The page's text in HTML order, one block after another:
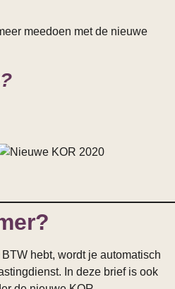
meedoen met de nieuwe
hebt, wordt je automatisch
In deze brief is ook